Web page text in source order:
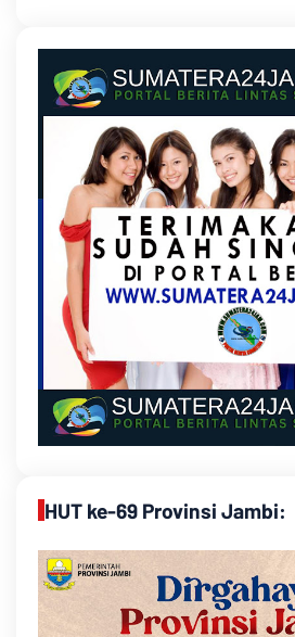
HUT ke-69 Provinsi Jambi: